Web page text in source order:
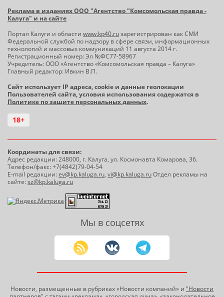
Реклама в изданиях ООО "Агентство "Комсомольская правда -
Калуга" и на сайте
Портал Калуги и области www.kp40.ruзарегистрирован как СМИ
Федеральной службой по надзору в сфере связи, информационных
технологий и массовых коммуникаций 11 августа 2014 г.
Регистрационный номер: Эл №ФС77-58967
Учредитель: ООО «Агентство «Комсомольская правда – Калуга»
Главный редактор: Ивкин В.П.
Сайт использует IP адреса, cookie и данные геолокации
Пользователей сайта, условия использования содержатся в
Политике по защите персональных данных.
18+
Координаты для связи:
Адрес редакции: 248000, г. Калуга, ул. Космонавта Комарова, 36.
Телефон/факс: +7(4842)79-04-54
E-mail редакции:ev@kp.kaluga.ru, vi@kp.kaluga.ruОтдел рекламы на
сайте:sz@kp.kaluga.ru
Мы в соцсетях
Новости, размещенные в рубриках «Новости компаний» и "Новости